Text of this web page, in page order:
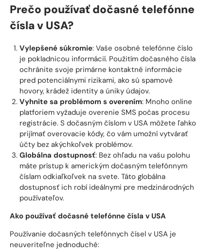
Prečo používať dočasné telefónne
čísla v USA?
Vylepšené súkromie: Vaše osobné telefónne číslo
je pokladnicou informácií. Použitím dočasného čísla
ochránite svoje primárne kontaktné informácie
pred potenciálnymi rizikami, ako sú spamové
hovory, krádež identity a úniky údajov.
Vyhnite sa problémom s overením: Mnoho online
platforiem vyžaduje overenie SMS počas procesu
registrácie. S dočasným číslom v USA môžete ľahko
prijímať overovacie kódy, čo vám umožní vytvárať
účty bez akýchkoľvek problémov.
Globálna dostupnosť: Bez ohľadu na vašu polohu
máte prístup k americkým dočasným telefónnym
číslam odkiaľkoľvek na svete. Táto globálna
dostupnosť ich robí ideálnymi pre medzinárodných
používateľov.
Ako používať dočasné telefónne čísla v USA
Používanie dočasných telefónnych čísel v USA je
neuveriteľne jednoduché: